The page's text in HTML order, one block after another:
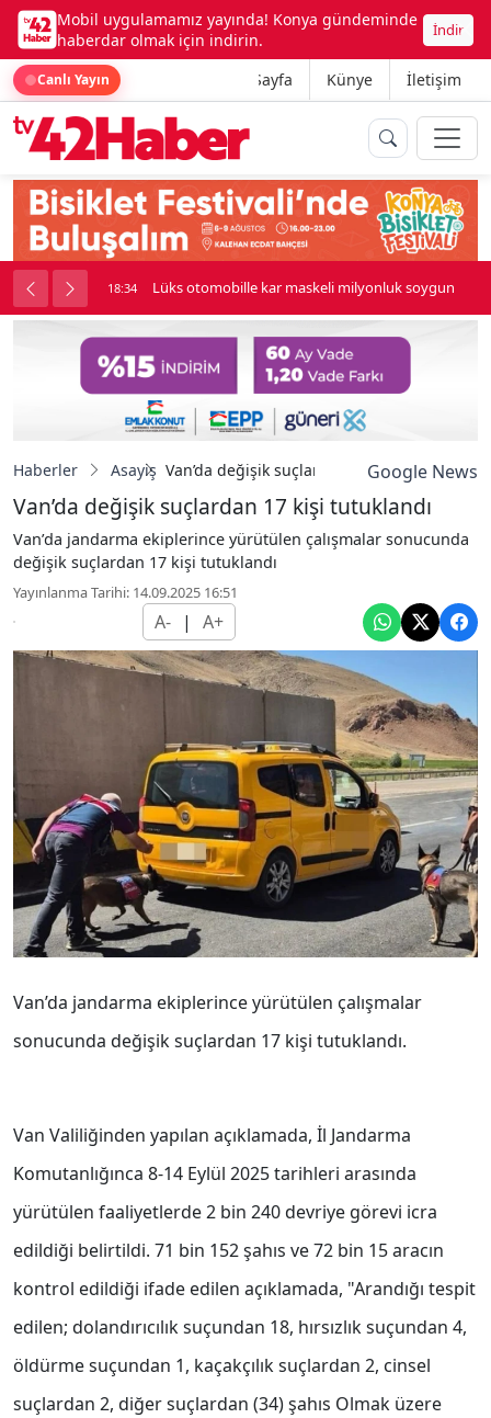
Mobil uygulamamız yayında! Konya gündeminde
haberdar olmak için indirin.
İndir
Canlı Yayın Ana Sayfa Künye İletişim
kavga çıktı 18:34 Lüks otomobille kar maskeli milyonluk soygun
Haberler Asayiş Van’da değişik suçlardan 17 kişi tutuklandı
Google News
Van’da değişik suçlardan 17 kişi tutuklandı
Van’da jandarma ekiplerince yürütülen çalışmalar sonucunda
değişik suçlardan 17 kişi tutuklandı
Yayınlanma Tarihi: 14.09.2025 16:51
A- | A+
Van’da jandarma ekiplerince yürütülen çalışmalar
sonucunda değişik suçlardan 17 kişi tutuklandı.
Van Valiliğinden yapılan açıklamada, İl Jandarma
Komutanlığınca 8-14 Eylül 2025 tarihleri arasında
yürütülen faaliyetlerde 2 bin 240 devriye görevi icra
edildiği belirtildi. 71 bin 152 şahıs ve 72 bin 15 aracın
kontrol edildiği ifade edilen açıklamada, "Arandığı tespit
edilen; dolandırıcılık suçundan 18, hırsızlık suçundan 4,
öldürme suçundan 1, kaçakçılık suçlardan 2, cinsel
suçlardan 2, diğer suçlardan (34) şahıs Olmak üzere